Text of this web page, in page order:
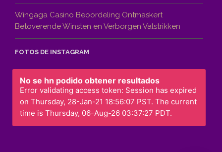
Wingaga Casino Beoordeling Ontmaskert
Betoverende Winsten en Verborgen Valstrikken
FOTOS DE INSTAGRAM
No se hn podido obtener resultados
Error validating access token: Session has expired
on Thursday, 28-Jan-21 18:56:07 PST. The current
time is Thursday, 06-Aug-26 03:37:27 PDT.